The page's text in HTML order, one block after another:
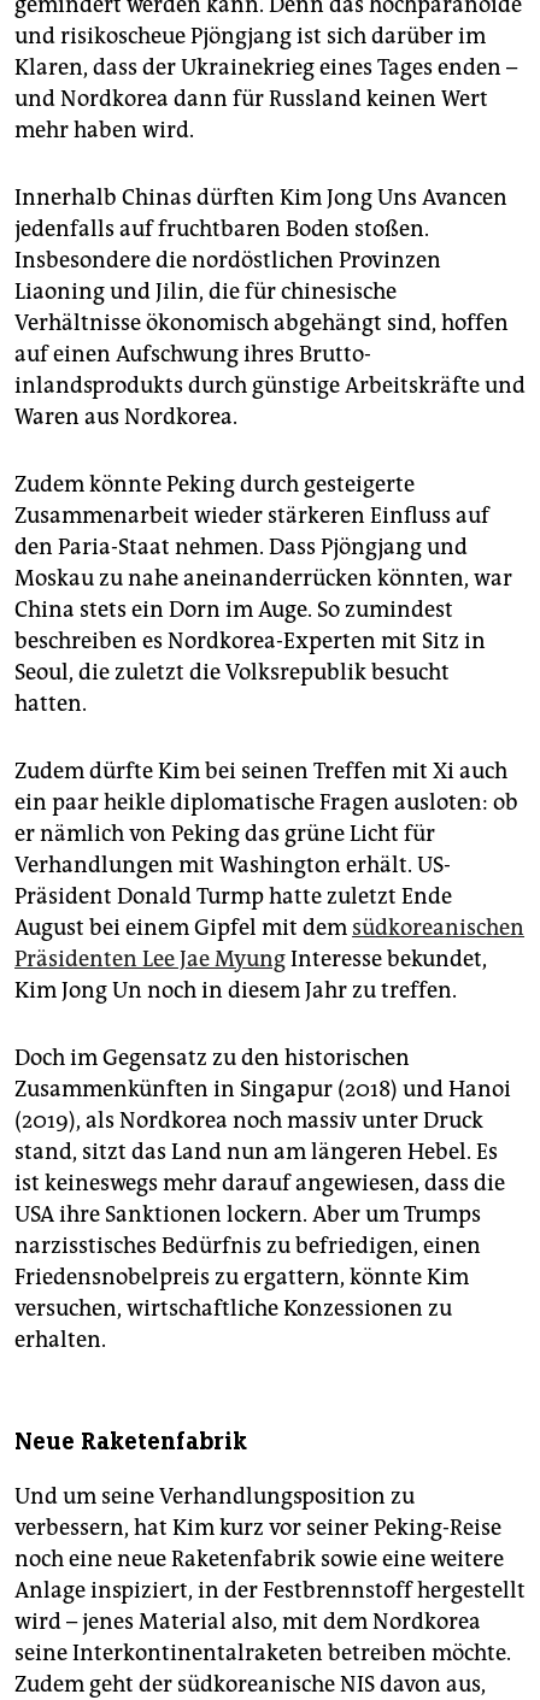
gemindert werden kann. Denn das hoch­paranoide
und risikoscheue Pjöngjang ist sich darüber im
Klaren, dass der Ukrainekrieg eines Tages enden –
und Nordkorea dann für Russland keinen Wert
mehr haben wird.
Innerhalb Chinas dürften Kim Jong Uns Avancen
jedenfalls auf fruchtbaren Boden stoßen.
Insbesondere die nordöstlichen Provinzen
Liaoning und Jilin, die für chinesische
Verhältnisse ökonomisch abgehängt sind, hoffen
auf einen Aufschwung ihres Brutto­
inlandsprodukts durch günstige Arbeitskräfte und
Waren aus Nordkorea.
Zudem könnte Peking durch gesteigerte
Zusammenarbeit wieder stär­keren Einfluss auf
den Paria-Staat nehmen. Dass Pjöngjang und
Moskau zu nahe aneinanderrücken könnten, war
China stets ein Dorn im Auge. So zumindest
beschreiben es Nordkorea-Experten mit Sitz in
Seoul, die zuletzt die Volksrepublik besucht
hatten.
Zudem dürfte Kim bei seinen Treffen mit Xi auch
ein paar heikle ­diplomatische Fragen ausloten: ob
er nämlich von Peking das grüne Licht für
Verhandlungen mit Washington ­erhält. US-
Präsident Donald Turmp hatte ­zuletzt Ende
August bei einem Gipfel mit dem südkoreanischen
Präsidenten Lee Jae MyungInteresse bekundet,
Kim Jong Un noch in diesem Jahr zu treffen.
Doch im Gegensatz zu den historischen
Zusammenkünften in Singapur (2018) und Hanoi
(2019), als Nordkorea noch massiv unter Druck
stand, sitzt das Land nun am längeren Hebel. Es
ist keineswegs mehr darauf angewiesen, dass die
USA ihre Sanktionen lockern. Aber um Trumps
narzisstisches Bedürfnis zu befriedigen, einen
Friedens­nobelpreis zu ergattern, könnte Kim
versuchen, wirtschaftliche Konzessionen zu
erhalten.
Neue Raketenfabrik
Und um seine Verhandlungsposition zu
verbessern, hat Kim kurz vor seiner Peking-Reise
noch eine neue Raketenfabrik sowie eine weitere
Anlage inspiziert, in der Festbrennstoff hergestellt
wird – jenes Material also, mit dem Nordkorea
seine Interkontinentalraketen betreiben möchte.
Zudem geht der südkoreanische NIS davon aus,